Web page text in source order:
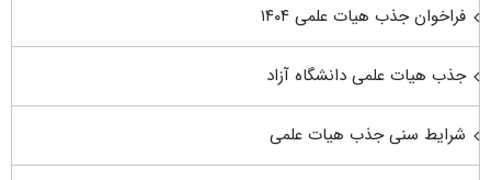
فراخوان جذب هیات علمی ۱۴۰۴
جذب هیات علمی دانشگاه آزاد
شرایط سنی جذب هیات علمی